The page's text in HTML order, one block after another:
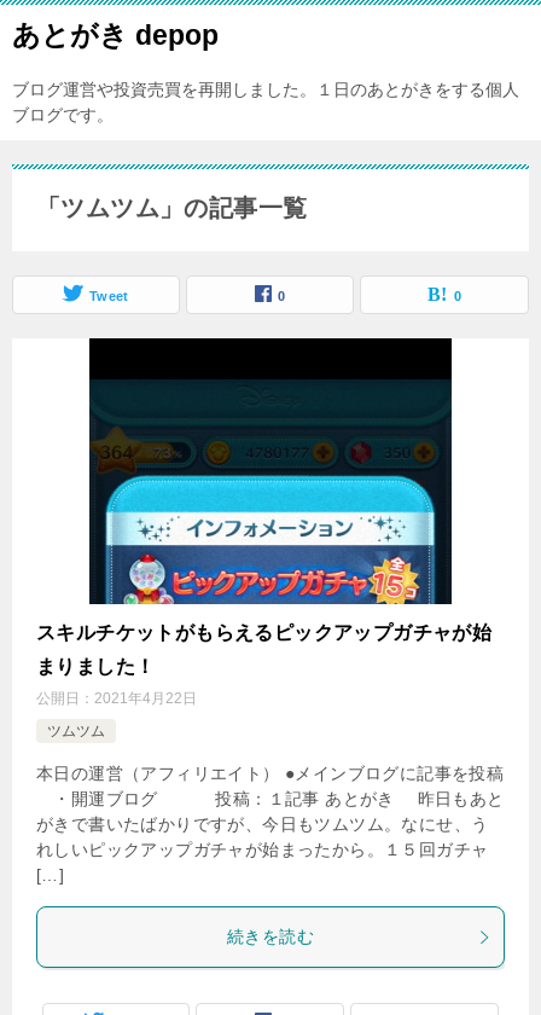
あとがき depop
ブログ運営や投資売買を再開しました。１日のあとがきをする個人
ブログです。
「ツムツム」の記事一覧
Tweet 0 0
スキルチケットがもらえるピックアップガチャが始
まりました！
公開日： 2021年4月22日
ツムツム
本日の運営（アフィリエイト） ●メインブログに記事を投稿
・開運ブログ 投稿：１記事 あとがき 昨日もあと
がきで書いたばかりですが、今日もツムツム。なにせ、う
れしいピックアップガチャが始まったから。１５回ガチャ
[…]
続きを読む